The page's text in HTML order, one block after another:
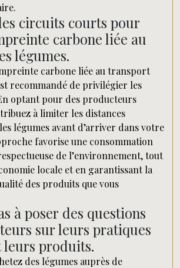
circuits courts pour
carbone liée au
légumes.
carbone liée au transport
recommandé de privilégier les
optant pour des producteurs
à limiter les distances
légumes avant d’arriver dans votre
favorise une consommation
de l’environnement, tout
locale et en garantissant la
des produits que vous
à poser des questions
sur leurs pratiques
leurs produits.
des légumes auprès de